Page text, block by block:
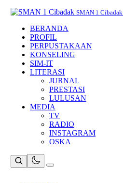
SMAN 1 Cibadak
BERANDA
PROFIL
PERPUSTAKAAN
KONSELING
SIM-IT
LITERASI
JURNAL
PRESTASI
LULUSAN
MEDIA
TV
RADIO
INSTAGRAM
OSKA